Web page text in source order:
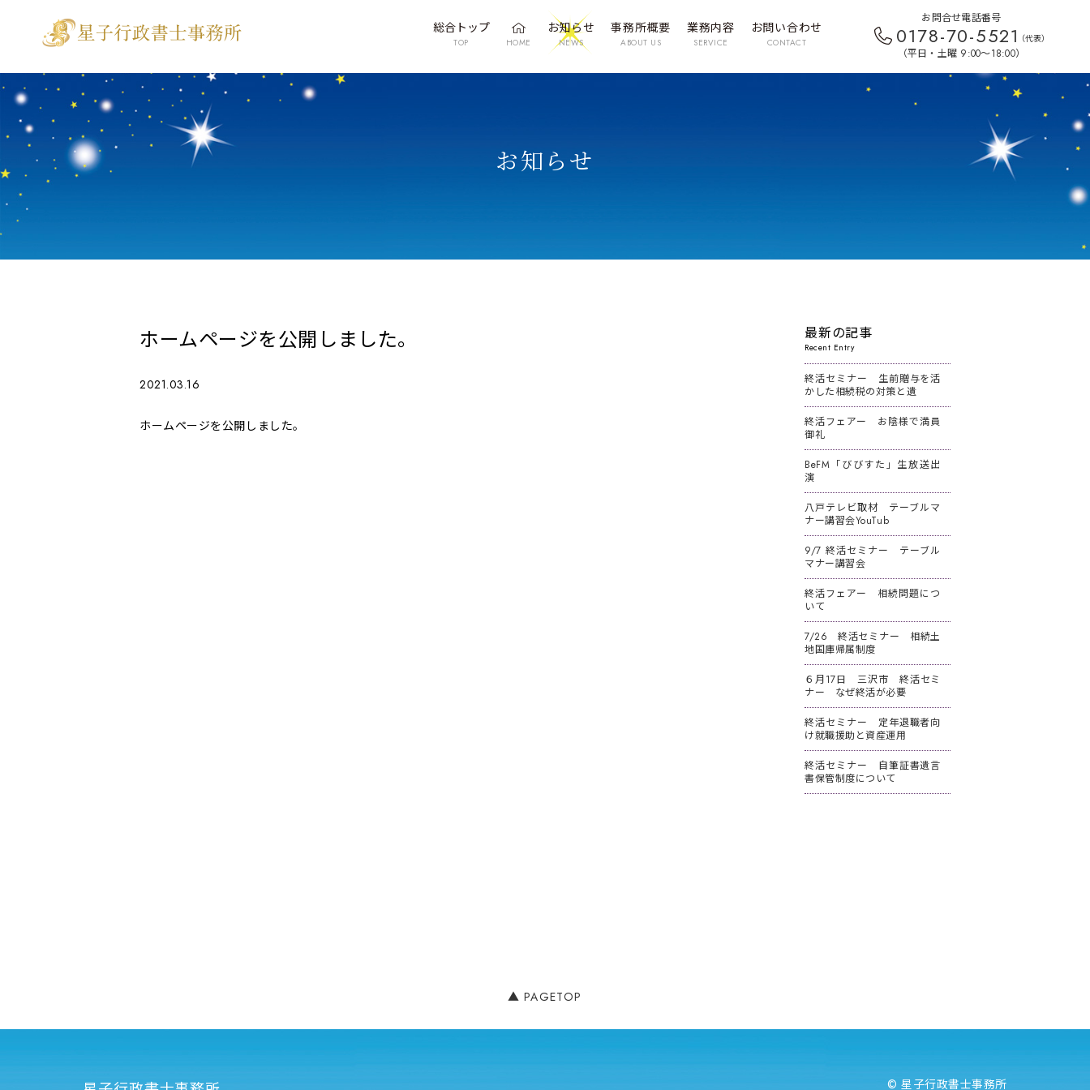
総合トップ
TOP HOME
お知らせ
NEWS
事務所概要
ABOUT US
業務内容
SERVICE
お問い合わせ
CONTACT
お問合せ電話番号
0178-70-5521 （代表）
（平日・土曜 9:00〜18:00）
お知らせ
ホームページを公開しました。
2021.03.16
ホームページを公開しました。
最新の記事
Recent Entry
終活セミナー 生前贈与を活
かした相続税の対策と遺
終活フェアー お陰様で満員
御礼
BeFM「びびすた」生放送出
演
八戸テレビ取材 テーブルマ
ナー講習会YouTub
9/7 終活セミナー テーブル
マナー講習会
終活フェアー 相続問題につ
いて
7/26 終活セミナー 相続土
地国庫帰属制度
６月17日 三沢市 終活セミ
ナー なぜ終活が必要
終活セミナー 定年退職者向
け就職援助と資産運用
終活セミナー 自筆証書遺言
書保管制度について
PAGETOP
© 星子行政書士事務所